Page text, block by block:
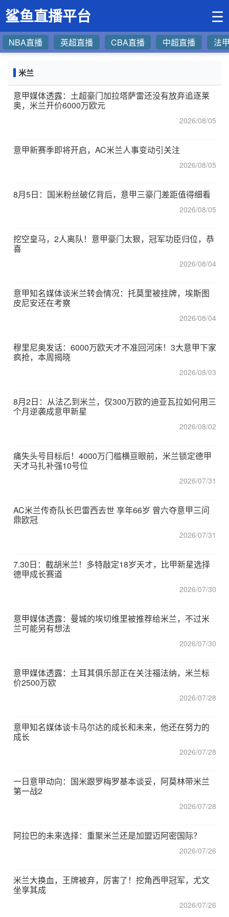
鲨鱼直播平台 ☰
NBA直播 英超直播 CBA直播 中超直播 法
米兰
意甲媒体透露：土超豪门加拉塔萨雷还没有放弃追逐莱
奥，米兰开价6000万欧元
2026/08/05
意甲新赛季即将开启，AC米兰人事变动引关注
2026/08/05
8月5日：国米粉丝破亿背后，意甲三豪门差距值得细看
2026/08/05
挖空皇马，2人离队！意甲豪门太狠，冠军功臣归位，恭
喜
2026/08/04
意甲知名媒体谈米兰转会情况：托莫里被挂牌，埃斯图
皮尼安还在考察
2026/08/04
穆里尼奥发话：6000万欧天才不准回河床！3大意甲下家
疯抢，本周揭晓
2026/08/03
8月2日：从法乙到米兰，仅300万欧的迪亚瓦拉如何用三
个月逆袭成意甲新星
2026/08/02
痛失头号目标后！4000万门槛横亘眼前，米兰锁定德甲
天才马扎补强10号位
2026/07/31
AC米兰传奇队长巴雷西去世 享年66岁 曾六夺意甲三问
鼎欧冠
2026/07/31
7.30日：截胡米兰！多特敲定18岁天才，比甲新星选择
德甲成长赛道
2026/07/30
意甲媒体透露：曼城的埃切维里被推荐给米兰，不过米
兰可能另有想法
2026/07/30
意甲媒体透露：土耳其俱乐部正在关注福法纳，米兰标
价2500万欧
2026/07/28
意甲知名媒体谈卡马尔达的成长和未来，他还在努力的
成长
2026/07/28
一日意甲动向：国米跟罗梅罗基本谈妥，阿莫林带米兰
第一战2
2026/07/28
阿拉巴的未来选择：重聚米兰还是加盟迈阿密国际？
2026/07/26
米兰大换血，王牌被弃，厉害了！挖角西甲冠军，尤文
坐享其成
2026/07/26